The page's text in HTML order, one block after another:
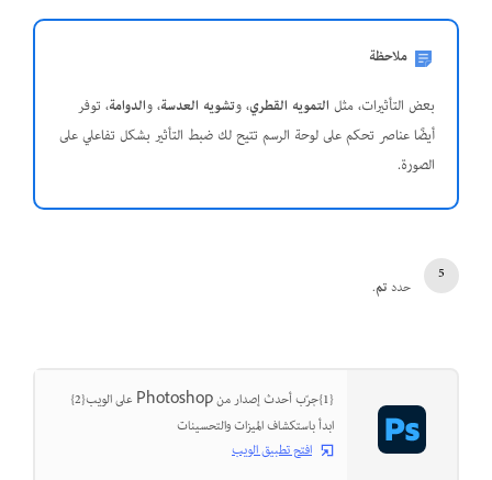
ملاحظة
بعض التأثيرات، مثلالتمويه القطري، وتشويه العدسة، والدوامة، توفر
أيضًا عناصر تحكم على لوحة الرسم تتيح لك ضبط التأثير بشكل تفاعلي على
الصورة.
حددتم.
{1}جرّب أحدث إصدار من Photoshop على الويب{2}
ابدأ باستكشاف الميزات والتحسينات
افتح تطبيق الويب